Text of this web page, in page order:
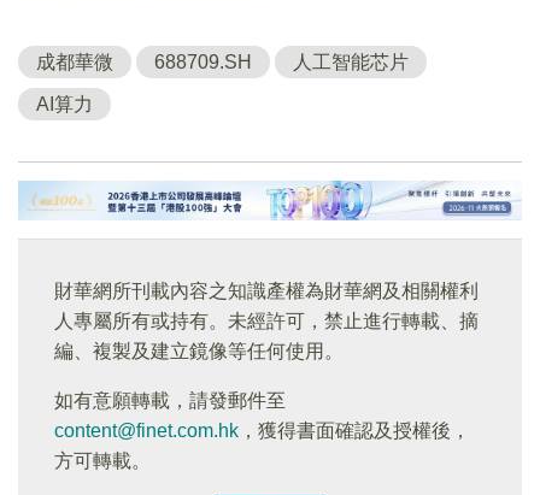
成都華微 688709.SH 人工智能芯片
AI算力
財華網所刊載內容之知識產權為財華網及相關權利
人專屬所有或持有。未經許可，禁止進行轉載、摘
編、複製及建立鏡像等任何使用。
如有意願轉載，請發郵件至
content@finet.com.hk ，獲得書面確認及授權後，
方可轉載。